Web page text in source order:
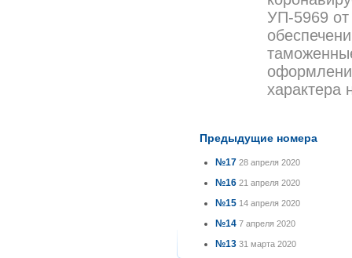
УП-5969 от
характера
Предыдущие номера
№17 28 апреля 2020
№16 21 апреля 2020
№15 14 апреля 2020
№14 7 апреля 2020
№13 31 марта 2020